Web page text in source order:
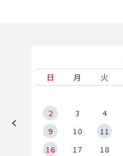
日
月 火
2
3 4
9
10 11
16
17 18